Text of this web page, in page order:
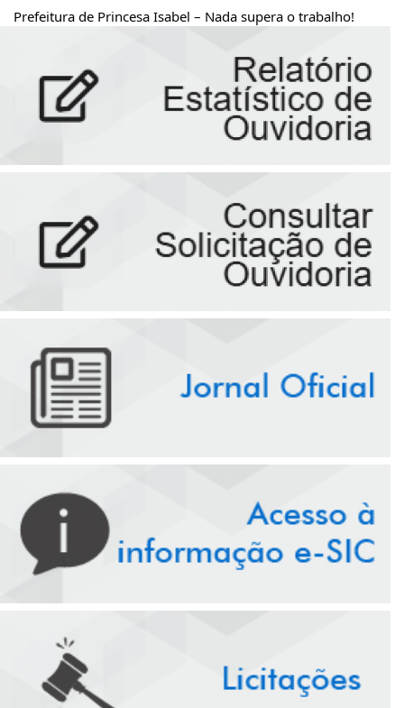
Prefeitura de Princesa Isabel – Nada supera o trabalho!